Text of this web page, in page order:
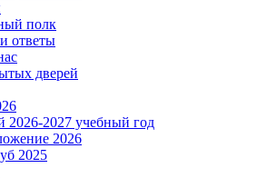
полк
ответы
дверей
2026-2027 учебный год
2026
2025